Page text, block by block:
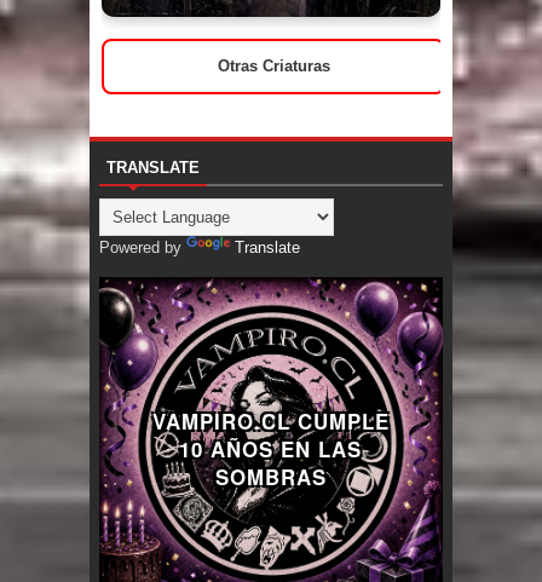
Otras Criaturas
TRANSLATE
Powered by Translate
VAMPIRO.CL CUMPLE
10 AÑOS EN LAS
SOMBRAS